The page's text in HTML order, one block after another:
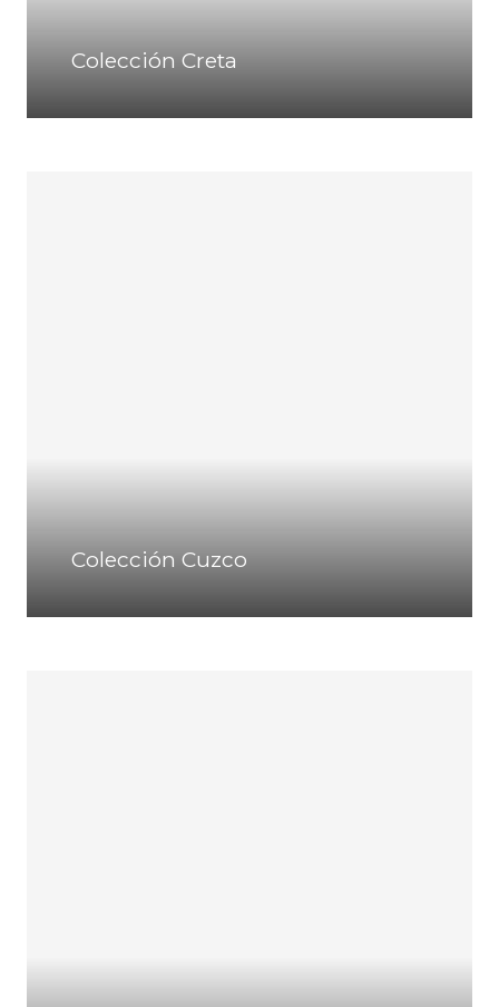
Colección Creta
Colección Cuzco